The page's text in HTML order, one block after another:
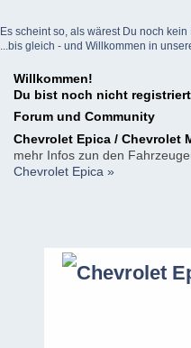
Es scheint so, als wärest Du noch
...bis gleich - und Willkommen in
Willkommen!
Du bist noch nicht
Forum und Community
Chevrolet Epica / Chevrolet
mehr Infos zun den
Chevrolet Epica »